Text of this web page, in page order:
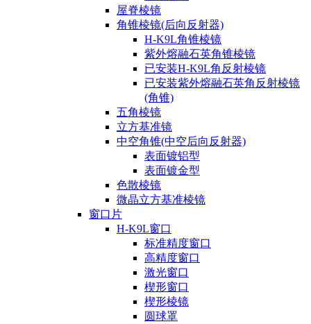
屋脊棱镜
角锥棱镜(后向反射器)
H-K9L角锥棱镜
紫外熔融石英角锥棱镜
已安装H-K9L角反射棱镜
已安装紫外熔融石英角反射棱镜
(角锥)
五角棱镜
立方基准镜
中空角锥(中空后向反射器)
表面镀铝型
表面镀金型
色散棱镜
微晶立方基准棱镜
窗口片
H-K9L窗口
标准精度窗口
高精度窗口
激光窗口
楔形窗口
楔形棱镜
圆球罩